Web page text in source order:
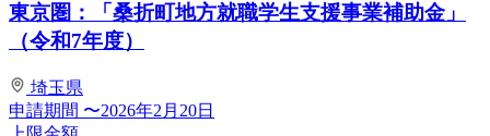
東京圏：「桑折町地方就職学生支援事業補助金」
（令和7年度）
埼玉県
申請期間 〜2026年2月20日